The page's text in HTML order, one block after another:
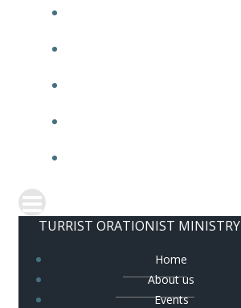
TURRIST ORATIONIST MINISTRY
Home
About us
Events